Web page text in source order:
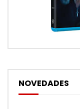
NOVEDADES